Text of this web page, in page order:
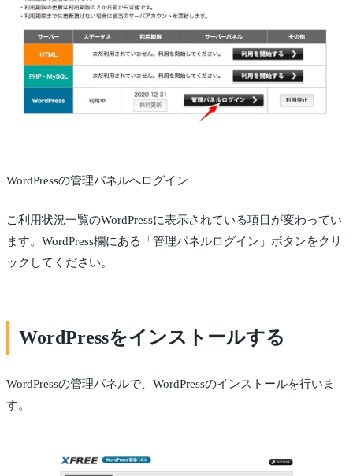
WordPressの管理パネルへログイン
ご利用状況一覧のWordPressに表示されている項目が変わってい
ます。WordPress欄にある「管理パネルログイン」ボタンをクリ
ックしてください。
WordPressをインストールする
WordPressの管理パネルで、WordPressのインストールを行いま
す。